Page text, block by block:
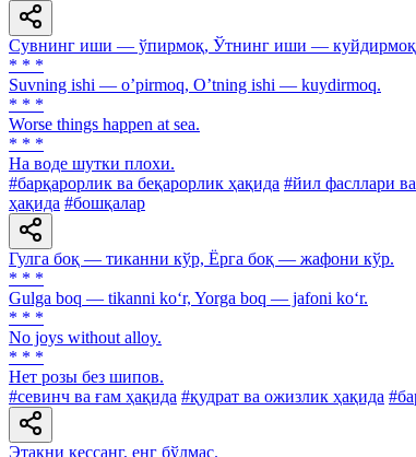
Сувнинг иши — ўпирмоқ, Ўтнинг иши —
* * *
Suvning ishi — oʼpirmoq, Oʼtning ishi — kuydirmoq.
* * *
Worse things happen at sea.
* * *
Ha воде шутки плохи.
#барқарорлик ва беқарорлик ҳақида #йил фасллари
ҳақида #бошқалар
Гулга боқ — тиканни кўр, Ёрга боқ — жафони кўр.
* * *
Gulga boq — tikanni ko‘r, Yorga boq — jafoni ko‘r.
* * *
No joys without alloy.
* * *
Нет розы без шипов.
#севинч ва ғам ҳақида #қудрат ва ожизлик ҳақида
Этакни кессанг, енг бўлмас.